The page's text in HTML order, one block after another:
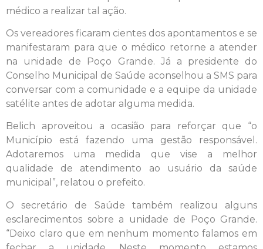
médico a realizar tal ação.
Os vereadores ficaram cientes dos apontamentos e se
manifestaram para que o médico retorne a atender
na unidade de Poço Grande. Já a presidente do
Conselho Municipal de Saúde aconselhou a SMS para
conversar com a comunidade e a equipe da unidade
satélite antes de adotar alguma medida.
Belich aproveitou a ocasião para reforçar que “o
Município está fazendo uma gestão responsável.
Adotaremos uma medida que vise a melhor
qualidade de atendimento ao usuário da saúde
municipal”, relatou o prefeito.
O secretário de Saúde também realizou alguns
esclarecimentos sobre a unidade de Poço Grande.
“Deixo claro que em nenhum momento falamos em